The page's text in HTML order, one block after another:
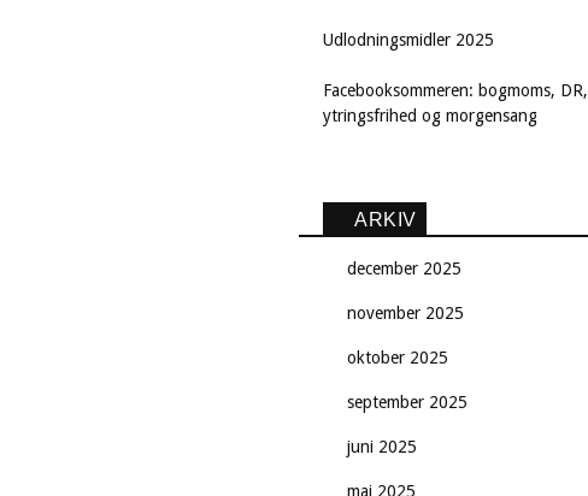
Udlodningsmidler 2025
Facebooksommeren: bogmoms, DR,
ytringsfrihed og morgensang
ARKIV
december 2025
november 2025
oktober 2025
september 2025
juni 2025
maj 2025